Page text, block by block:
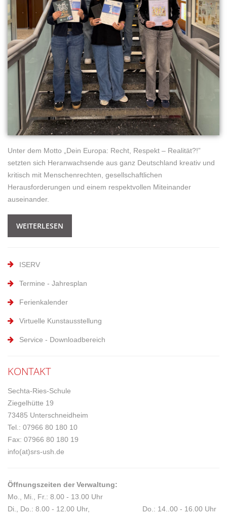
Unter dem Motto „Dein Europa: Recht, Respekt – Realität?!”
setzten sich Heranwachsende aus ganz Deutschland kreativ und
kritisch mit Menschenrechten, gesellschaftlichen
Herausforderungen und einem respektvollen Miteinander
auseinander.
WEITERLESEN
ISERV
Termine - Jahresplan
Ferienkalender
Virtuelle Kunstausstellung
Service - Downloadbereich
KONTAKT
Sechta-Ries-Schule
Ziegelhütte 19
73485 Unterschneidheim
Tel.: 07966 80 180 10
Fax: 07966 80 180 19
info(at)srs-ush.de
Öffnungszeiten der Verwaltung:
Mo., Mi., Fr.: 8.00 - 13.00 Uhr
Di., Do.: 8.00 - 12.00 Uhr, Do.: 14..00 - 16.00 Uhr